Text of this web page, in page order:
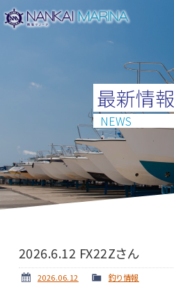
最新情
NEWS
2026.6.12 FX22Zさん
2026.06.12 釣り情報